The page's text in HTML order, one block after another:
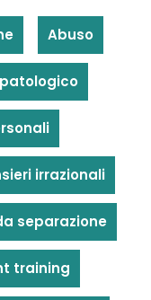
Abuso
irrazionali
separazione
training